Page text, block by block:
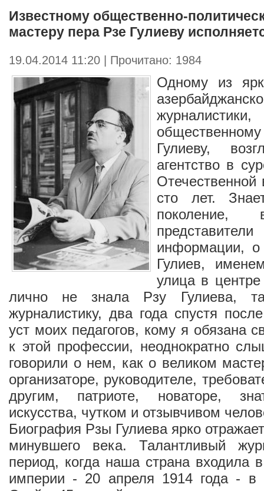
Известному общественно-
мастеру пера Рзе Гулиеву
19.04.2014 11:20 | Прочитано: 1984
Одному из
Гулиеву,
агентство в
Отечественной
сто лет.
информации,
Гулиев,
улица в
лично не знала Рзу Гулиева,
журналистику, два года спустя
уст моих педагогов, кому я обязана
к этой профессии, неоднократно
говорили о нем, как о великом
организаторе, руководителе,
другим, патриоте, новаторе,
искусства, чутком и отзывчивом
Биография Рзы Гулиева ярко
минувшего века. Талантливый
период, когда наша страна входила
империи - 20 апреля 1914 года - в